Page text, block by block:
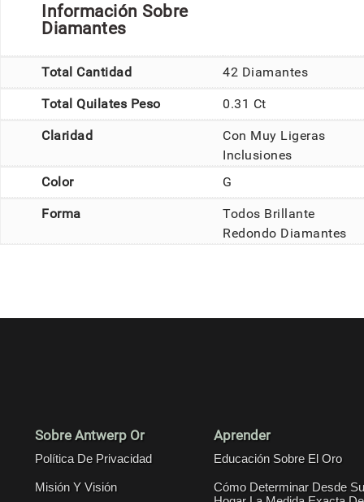
Información Sobre
Diamantes
Total Cantidad 42 Diamantes
Total Quilates Peso 0.31 Ct
Claridad
Con Muy Ligeras
Inclusiones
Color
G
Forma
Todos Brillante
Redondo Diamantes
Sobre Antwerp Or
Política De Privacidad
Misión Y Visión
Aprender
Educación Sobre El Oro
Cómo Determinar Desde Su